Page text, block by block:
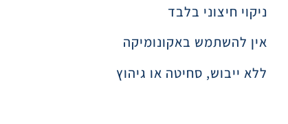
ניקוי חיצוני בלבד
אין להשתמש באקונומיקה
ללא ייבוש, סחיטה או גיהוץ